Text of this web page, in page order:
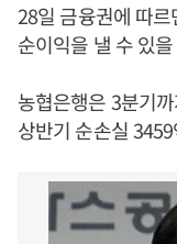
28일 금융권에 따
순이익을 낼 수 있
농협은행은 3분기
상반기 순손실